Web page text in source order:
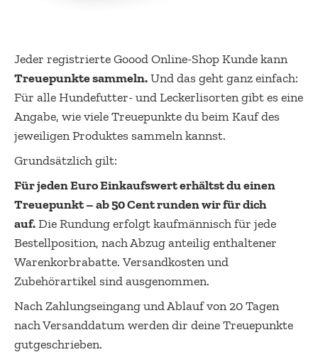
Jeder registrierte Goood Online-Shop Kunde kann
Treuepunkte sammeln. Und das geht ganz einfach:
Für alle Hundefutter- und Leckerlisorten gibt es eine
Angabe, wie viele Treuepunkte du beim Kauf des
jeweiligen Produktes sammeln kannst.
Grundsätzlich gilt:
Für jeden Euro Einkaufswert erhältst du einen
Treuepunkt – ab 50 Cent runden wir für dich
auf. Die Rundung erfolgt kaufmännisch für jede
Bestellposition, nach Abzug anteilig enthaltener
Warenkorbrabatte. Versandkosten und
Zubehörartikel sind ausgenommen.
Nach Zahlungseingang und Ablauf von 20 Tagen
nach Versanddatum werden dir deine Treuepunkte
gutgeschrieben.